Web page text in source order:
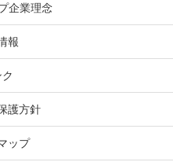
企業理念
報
護方針
ップ